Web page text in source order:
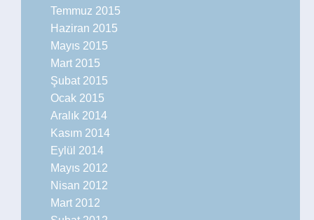
Temmuz 2015
Haziran 2015
Mayıs 2015
Mart 2015
Şubat 2015
Ocak 2015
Aralık 2014
Kasım 2014
Eylül 2014
Mayıs 2012
Nisan 2012
Mart 2012